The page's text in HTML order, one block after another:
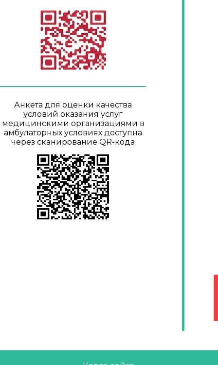
Анкета для оценки качества
условий оказания услуг
медицинскими организациями в
амбулаторных условиях доступна
через сканирование QR-кода